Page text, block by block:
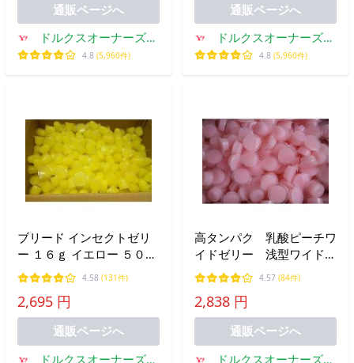
通販ページへ
ドルクスオーナーズシ
ョップ
4.8 (5,960件)
通販ページへ
ドルクスオーナーズシ
ョップ
4.8 (5,960件)
ブリード インセクトゼリ
ー １６ｇ イエロー ５００
個入りケース4.58 (131件)
2,695 円
通販ページへ
ドルクスオーナーズシ
高タンパク 乳酸ピーチワ
イドゼリー 浅型ワイドゼ
リー ピーチワイド 500
個入りケース
4.57 (84件)
2,838 円
通販ページへ
ドルクスオーナーズシ